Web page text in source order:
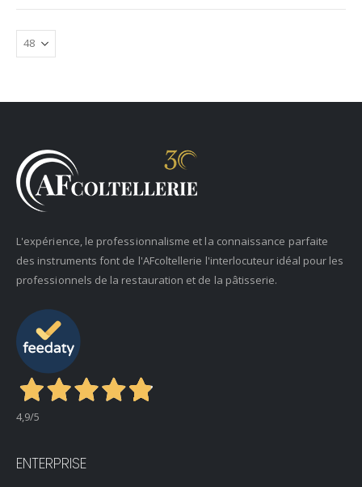
L'expérience, le professionnalisme et la connaissance parfaite
des instruments font de l'AFcoltellerie l'interlocuteur idéal pour les
professionnels de la restauration et de la pâtisserie.
4,9/5
ENTERPRISE